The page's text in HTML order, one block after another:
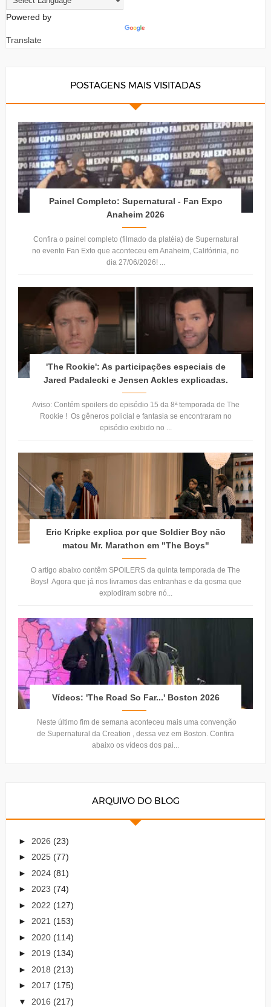
Powered by
Translate
POSTAGENS MAIS VISITADAS
Painel Completo: Supernatural - Fan Expo
Anaheim 2026
Confira o painel completo (filmado da platéia) de Supernatural
no evento Fan Exto que aconteceu em Anaheim, Califórinia, no
dia 27/06/2026! ...
'The Rookie': As participações especiais de
Jared Padalecki e Jensen Ackles explicadas.
Aviso: Contém spoilers do episódio 15 da 8ª temporada de The
Rookie ! Os gêneros policial e fantasia se encontraram no
episódio exibido no ...
Eric Kripke explica por que Soldier Boy não
matou Mr. Marathon em "The Boys"
O artigo abaixo contêm SPOILERS da quinta temporada de The
Boys! Agora que já nos livramos das entranhas e da gosma que
explodiram sobre nó...
Vídeos: 'The Road So Far...' Boston 2026
Neste último fim de semana aconteceu mais uma convenção
de Supernatural da Creation , dessa vez em Boston. Confira
abaixo os vídeos dos pai...
ARQUIVO DO BLOG
► 2026 (23)
► 2025 (77)
► 2024 (81)
► 2023 (74)
► 2022 (127)
► 2021 (153)
► 2020 (114)
► 2019 (134)
► 2018 (213)
► 2017 (175)
▼ 2016 (217)